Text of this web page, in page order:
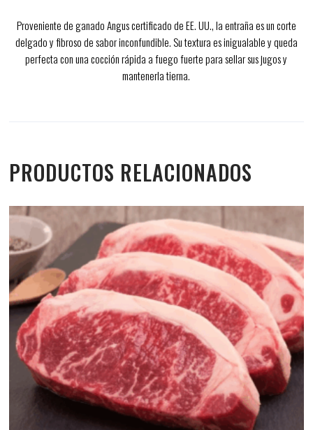
Proveniente de ganado Angus certificado de EE. UU., la entraña es un corte
delgado y fibroso de sabor inconfundible. Su textura es inigualable y queda
perfecta con una cocción rápida a fuego fuerte para sellar sus jugos y
mantenerla tierna.
PRODUCTOS RELACIONADOS